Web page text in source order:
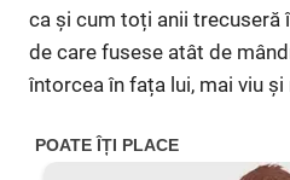
ca și cum toți anii trecuseră
de care fusese atât de
întorcea în fața lui, mai viu